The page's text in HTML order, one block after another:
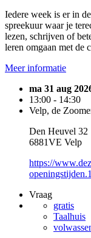
Iedere week is er in
spreekuur waar je
lezen, schrijven of
leren omgaan met de
Meer informatie
ma 31 aug
13:00 - 14:30
Velp, de
Den Heuvel 32
6881VE Velp
https://
Vraag
gratis
Taalhuis